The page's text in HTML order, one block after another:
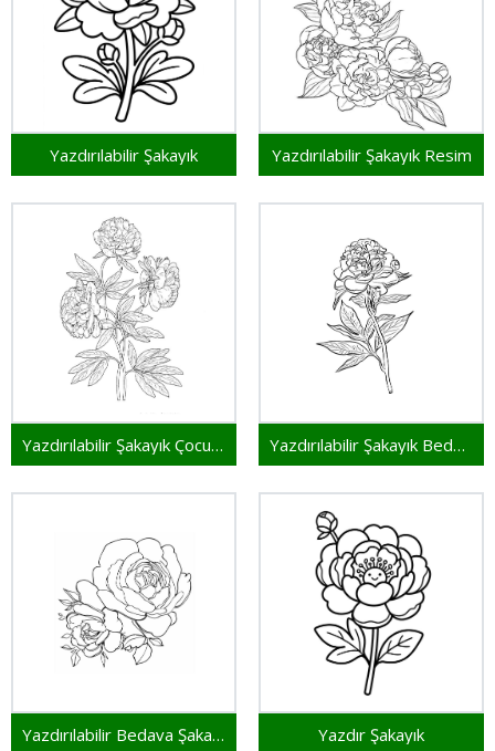
Yazdırılabilir Şakayık Yazdırılabilir Şakayık Resim
Yazdırılabilir Şakayık Çocuklar İçin Yazdırılabilir Şakayık Bedava
Yazdırılabilir Bedava Şakayık Yazdır Şakayık